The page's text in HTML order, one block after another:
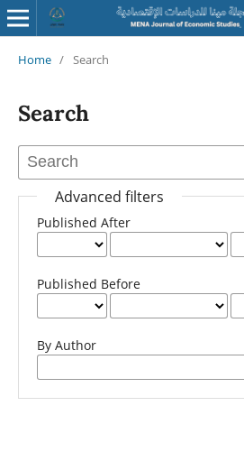
Home / Search
Search
Advanced filters
Published After
Published Before
By Author